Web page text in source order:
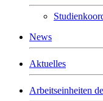
News
Aktuelles
Arbeitseinheiten